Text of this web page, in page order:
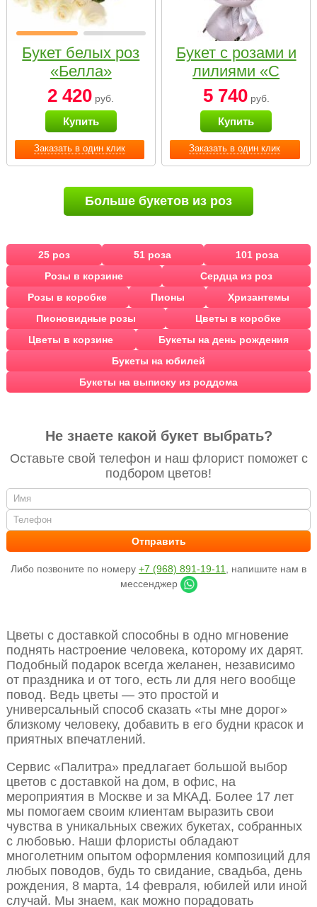
Заказать в один клик
Букет белых роз
«Белла»
2 420 руб.
Купить
Заказать в один клик
Букет с розами и
лилиями «С
наилучшими
пожеланиями»
5 740руб.
Купить
Больше букетов из роз
25 роз 51 роза
101 роза
Розы в корзине
Сердца из роз
Розы в коробке
Пионы
Хризантемы
Пионовидные розы
Цветы в коробке
Цветы в корзине
Букеты на день рождения
Букеты на юбилей
Букеты на выписку из роддома
Не знаете какой букет выбрать?
Оставьте свой телефон и наш флорист поможет с
подбором цветов!
Либо позвоните по номеру +7 (968) 891-19-11
, напишите нам в
мессенджер
Цветы с доставкой способны в одно мгновение
поднять настроение человека, которому их дарят.
Подобный подарок всегда желанен, независимо
от праздника и от того, есть ли для него вообще
повод. Ведь цветы — это простой и
универсальный способ сказать «ты мне дорог»
близкому человеку, добавить в его будни красок и
приятных впечатлений.
Сервис «Палитра» предлагает большой выбор
цветов с доставкой на дом, в офис, на
мероприятия в Москве и за МКАД. Более 17 лет
мы помогаем своим клиентам выразить свои
чувства в уникальных свежих букетах, собранных
с любовью. Наши флористы обладают
многолетним опытом оформления композиций для
любых поводов, будь то свидание, свадьба, день
рождения, 8 марта, 14 февраля, юбилей или иной
случай. Мы знаем, как можно порадовать